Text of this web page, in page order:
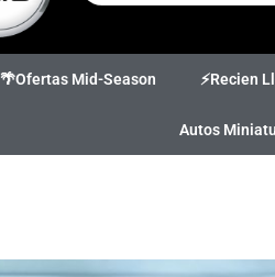
🌴Ofertas Mid-Season ⚡Recien
Autos